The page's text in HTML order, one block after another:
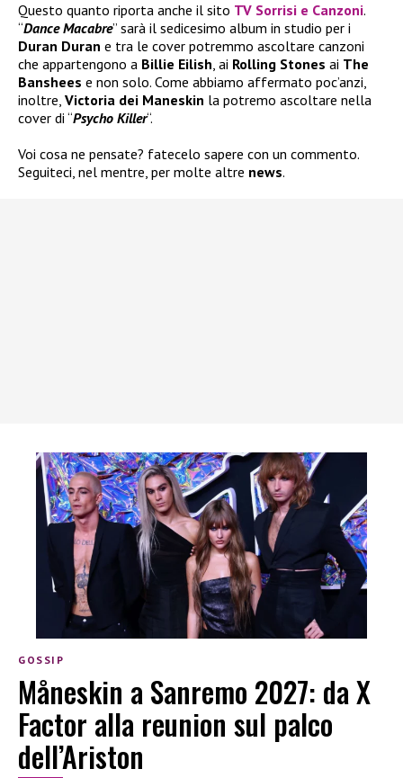
Questo quanto riporta anche il sito TV Sorrisi e Canzoni.
“Dance Macabre” sarà il sedicesimo album in studio per i
Duran Duran e tra le cover potremmo ascoltare canzoni
che appartengono a Billie Eilish, ai Rolling Stones ai The
Banshees e non solo. Come abbiamo affermato poc’anzi,
inoltre, Victoria dei Maneskin la potremo ascoltare nella
cover di “Psycho Killer“.
Voi cosa ne pensate? fatecelo sapere con un commento.
Seguiteci, nel mentre, per molte altre news.
GOSSIP
Måneskin a Sanremo 2027: da X
Factor alla reunion sul palco
dell’Ariston